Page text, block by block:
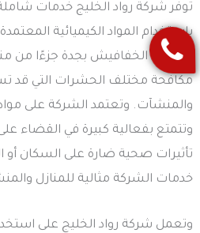
توفر شركة رواد الخليج خدمات
باستخدام المواد الكيميائية
مكافحة الخفافيش بجدة جزءًا من
مكافحة مختلف الحشرات التي قد
والمنشآت. وتعتمد الشركة على
وتتمتع بفعالية كبيرة في القضاء
تأثيرات صحية ضارة على السكان أو
خدمات الشركة مثالية للمنازل
وتعمل شركة رواد الخليج على